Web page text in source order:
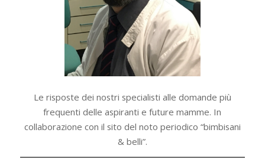
Le risposte dei nostri specialisti alle domande più
frequenti delle aspiranti e future mamme. In
collaborazione con il sito del noto periodico “bimbisani
& belli”.